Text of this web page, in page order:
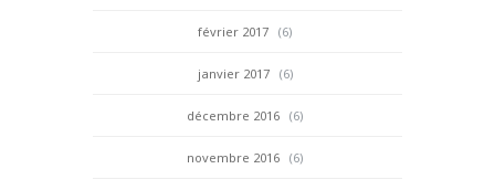
février 2017 (6)
janvier 2017 (6)
décembre 2016 (6)
novembre 2016 (6)